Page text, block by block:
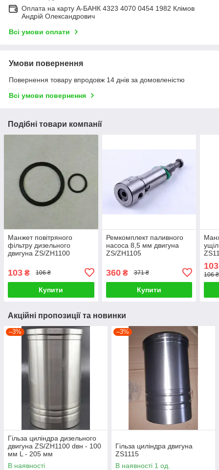
Оплата на карту А-БАНК 4323 4070 0454 1982 Клімов
Андрій Олександрович
Всі умови оплати
Умови повернення
Повернення товару впродовж 14 днів за домовленістю
Всі умови повернення
Подібні товари компанії
Манжет повітряного
фільтру дизельного
двигуна ZS/ZH1100
103 ₴ 106 ₴
Купити
Ремкомплект паливного
насоса 8,5 мм двигуна
ZS/ZH1105
360₴ 371 ₴
Купити
103
106
Акційні пропозиції та новинки
–3%
Гільза циліндра дизельного
двигуна ZS/ZH1100 dвн - 100
мм L - 205 мм
В наявності
–3%
Гільза циліндра двигуна
ZS1115
В наявності 1 од.